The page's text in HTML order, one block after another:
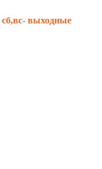
сб,вс- выходные